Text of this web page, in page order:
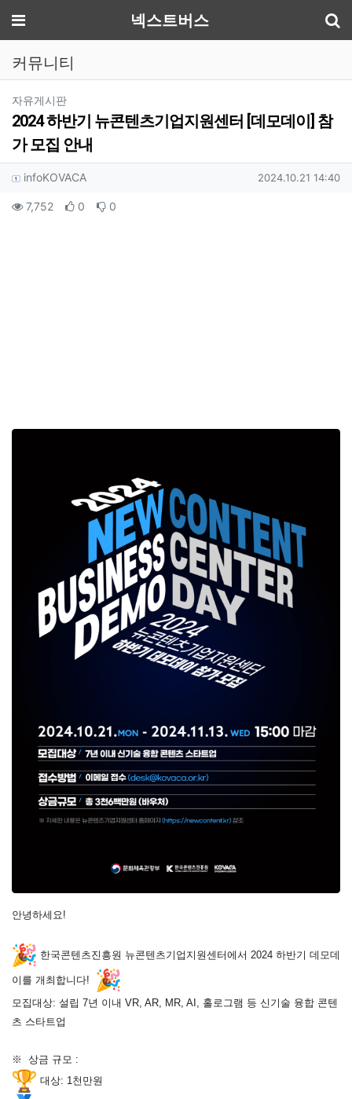
메뉴 넥스트버스
커뮤니티
자유게시판분류
2024 하반기 뉴콘텐츠기업지원센터 [데모데이] 참
가 모집 안내
작성자 정보
infoKOVACA작성 작성일
2024.10.21 14:40
컨텐츠 정보
7,752조회 0 추천 0
안녕하세요!
한국콘텐츠진흥원 뉴콘텐츠기업지원센터에서 2024 하반기 데모데
이를 개최합니다!
모집대상: 설립 7년 이내 VR, AR, MR, AI, 홀로그램 등 신기술 융합 콘텐
츠 스타트업
※ 상금 규모 :
대상: 1천만원